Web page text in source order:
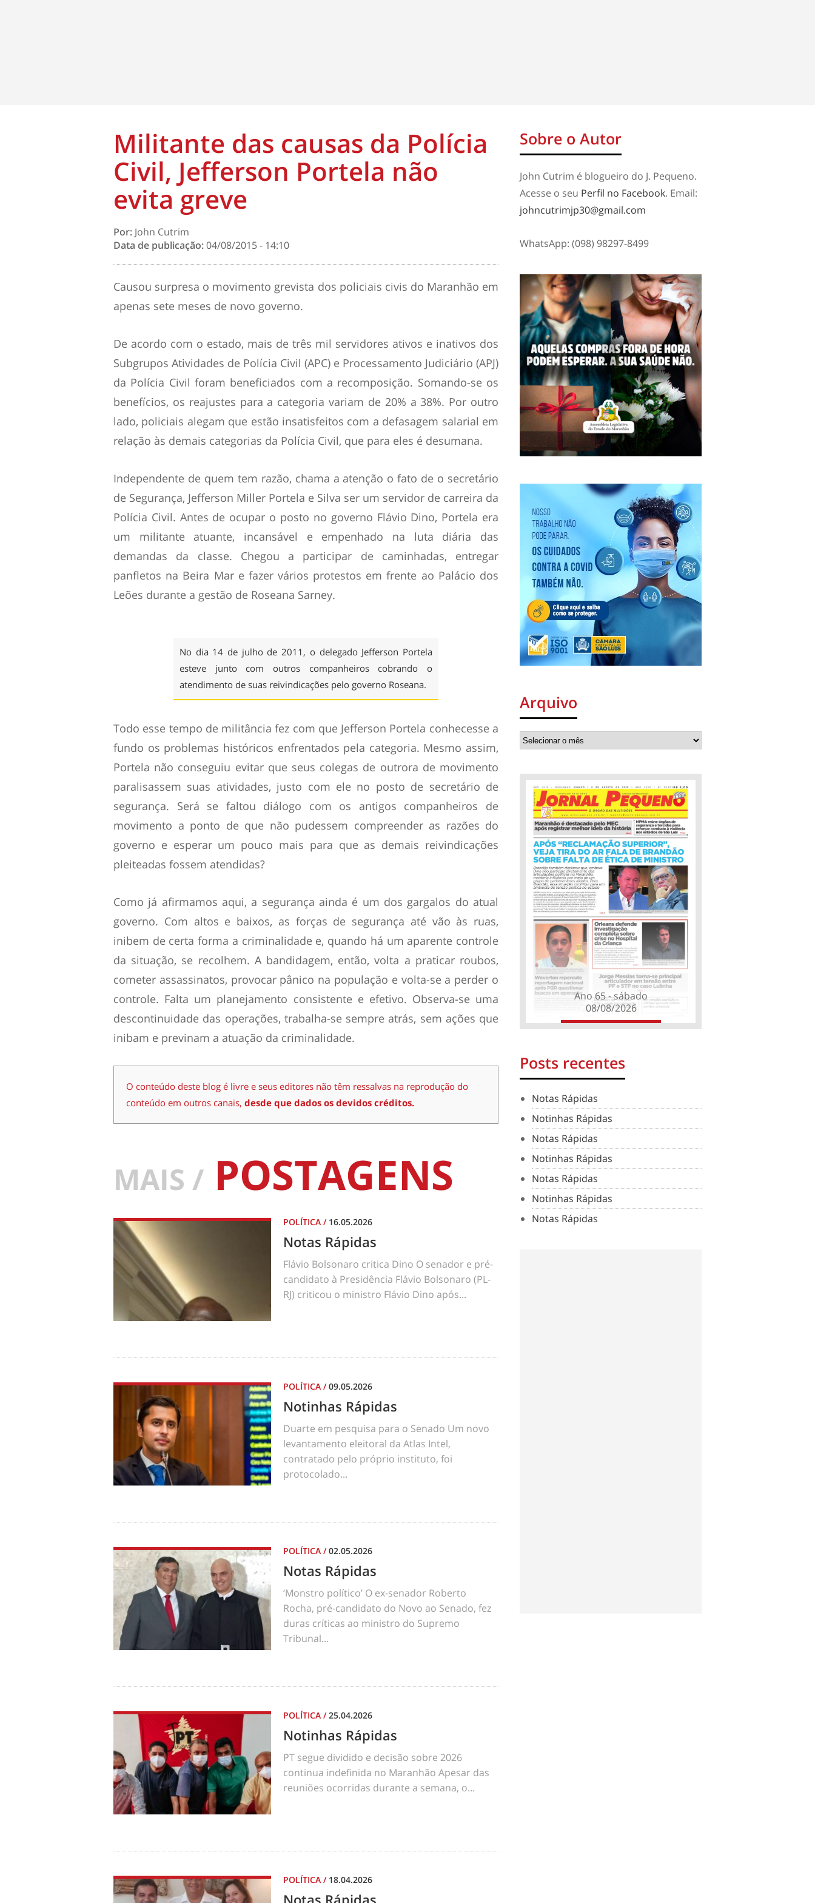
Militante das causas da Polícia
Civil, Jefferson Portela não
evita greve
Por: John Cutrim
Data de publicação:04/08/2015 - 14:10
Causou surpresa o movimento grevista dos policiais civis do Maranhão em
apenas sete meses de novo governo.
De acordo com o estado, mais de três mil servidores ativos e inativos dos
Subgrupos Atividades de Polícia Civil (APC) e Processamento Judiciário (APJ)
da Polícia Civil foram beneficiados com a recomposição. Somando-se os
benefícios, os reajustes para a categoria variam de 20% a 38%. Por outro
lado, policiais alegam que estão insatisfeitos com a defasagem salarial em
relação às demais categorias da Polícia Civil, que para eles é desumana.
Independente de quem tem razão, chama a atenção o fato de o secretário
de Segurança, Jefferson Miller Portela e Silva ser um servidor de carreira da
Polícia Civil. Antes de ocupar o posto no governo Flávio Dino, Portela era
um militante atuante, incansável e empenhado na luta diária das
demandas da classe. Chegou a participar de caminhadas, entregar
panfletos na Beira Mar e fazer vários protestos em frente ao Palácio dos
Leões durante a gestão de Roseana Sarney.
No dia 14 de julho de 2011, o delegado Jefferson Portela
esteve junto com outros companheiros cobrando o
atendimento de suas reivindicações pelo governo Roseana.
Todo esse tempo de militância fez com que Jefferson Portela conhecesse a
fundo os problemas históricos enfrentados pela categoria. Mesmo assim,
Portela não conseguiu evitar que seus colegas de outrora de movimento
paralisassem suas atividades, justo com ele no posto de secretário de
segurança. Será se faltou diálogo com os antigos companheiros de
movimento a ponto de que não pudessem compreender as razões do
governo e esperar um pouco mais para que as demais reivindicações
pleiteadas fossem atendidas?
Como já afirmamos aqui, a segurança ainda é um dos gargalos do atual
governo. Com altos e baixos, as forças de segurança até vão às ruas,
inibem de certa forma a criminalidade e, quando há um aparente controle
da situação, se recolhem. A bandidagem, então, volta a praticar roubos,
cometer assassinatos, provocar pânico na população e volta-se a perder o
controle. Falta um planejamento consistente e efetivo. Observa-se uma
descontinuidade das operações, trabalha-se sempre atrás, sem ações que
inibam e previnam a atuação da criminalidade.
O conteúdo deste blog é livre e seus editores não têm ressalvas na reprodução do
conteúdo em outros canais, desde que dados os devidos créditos.
MAIS / POSTAGENS
POLÍTICA / 16.05.2026
Notas Rápidas
Flávio Bolsonaro critica Dino O senador e pré-
candidato à Presidência Flávio Bolsonaro (PL-
RJ) criticou o ministro Flávio Dino após...
POLÍTICA /09.05.2026
Notinhas Rápidas
Duarte em pesquisa para o Senado Um novo
levantamento eleitoral da Atlas Intel,
contratado pelo próprio instituto, foi
protocolado...
POLÍTICA /02.05.2026
Notas Rápidas
‘Monstro político’ O ex-senador Roberto
Rocha, pré-candidato do Novo ao Senado, fez
duras críticas ao ministro do Supremo
Tribunal...
POLÍTICA /25.04.2026
Notinhas Rápidas
PT segue dividido e decisão sobre 2026
continua indefinida no Maranhão Apesar das
reuniões ocorridas durante a semana, o...
POLÍTICA / 18.04.2026
Notas Rápidas
Sobre o Autor
John Cutrim é blogueiro do J. Pequeno.
Acesse o seu Perfil no Facebook. Email:
johncutrimjp30@gmail.com
WhatsApp: (098) 98297-8499
Arquivo
Ano 65 - sábado
08/08/2026
Posts recentes
Notas Rápidas
Notinhas Rápidas
Notas Rápidas
Notinhas Rápidas
Notas Rápidas
Notinhas Rápidas
Notas Rápidas